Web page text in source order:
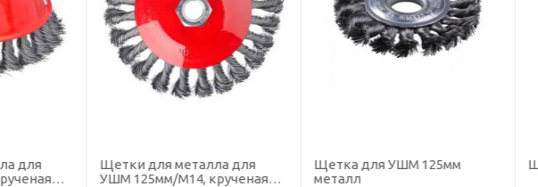
Щетки для металла для
УШМ 125мм/М14, крученая
Щетка для УШМ 125мм
металл
Щетка